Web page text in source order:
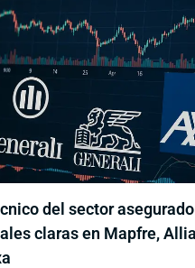
del sector
claras en Mapfre,